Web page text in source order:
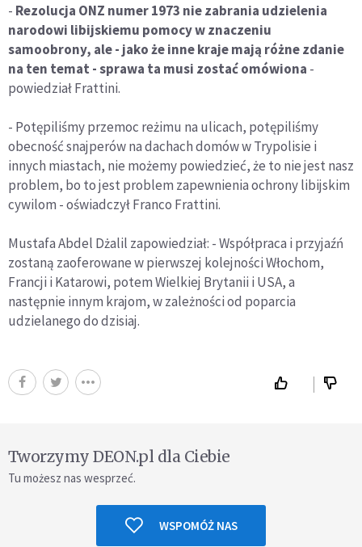
- Rezolucja ONZ numer 1973 nie zabrania udzielenia
narodowi libijskiemu pomocy w znaczeniu
samoobrony, ale - jako że inne kraje mają różne zdanie
na ten temat - sprawa ta musi zostać omówiona -
powiedział Frattini.
- Potępiliśmy przemoc reżimu na ulicach, potępiliśmy
obecność snajperów na dachach domów w Trypolisie i
innych miastach, nie możemy powiedzieć, że to nie jest nasz
problem, bo to jest problem zapewnienia ochrony libijskim
cywilom - oświadczył Franco Frattini.
Mustafa Abdel Dżalil zapowiedział: - Współpraca i przyjaźń
zostaną zaoferowane w pierwszej kolejności Włochom,
Francji i Katarowi, potem Wielkiej Brytanii i USA, a
następnie innym krajom, w zależności od poparcia
udzielanego do dzisiaj.
Tworzymy DEON.pl dla Ciebie
Tu możesz nas wesprzeć.
WSPOMÓŻ NAS